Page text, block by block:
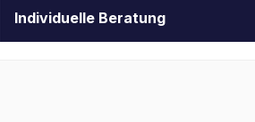
Individuelle Beratung